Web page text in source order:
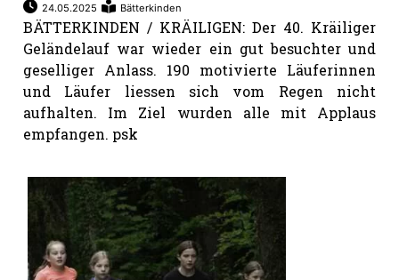
24.05.2025 Bätterkinden
BÄTTERKINDEN / KRÄILIGEN: Der 40. Kräiliger
Geländelauf war wieder ein gut besuchter und
geselliger Anlass. 190 motivierte Läuferinnen
und Läufer liessen sich vom Regen nicht
aufhalten. Im Ziel wurden alle mit Applaus
empfangen. psk